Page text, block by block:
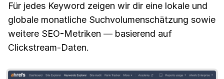
Für jedes Keyword zeigen wir dir eine lokale und
globale monatliche Suchvolumenschätzung sowie
weitere SEO-Metriken — basierend auf
Clickstream-Daten.